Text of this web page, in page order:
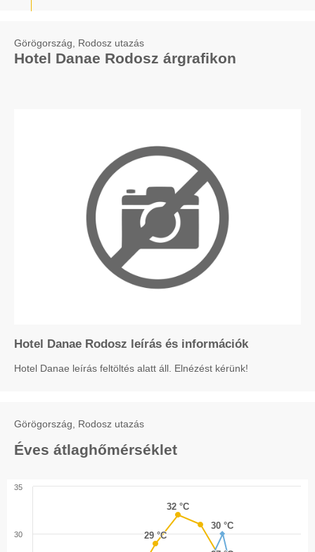
Görögország, Rodosz utazás
Hotel Danae Rodosz árgrafikon
Hotel Danae Rodosz leírás és információk
Hotel Danae leírás feltöltés alatt áll. Elnézést kérünk!
Görögország, Rodosz utazás
Éves átlaghőmérséklet
29 °C
29 °C
32 °C
32 °C
30 °C
30 °C
30
35